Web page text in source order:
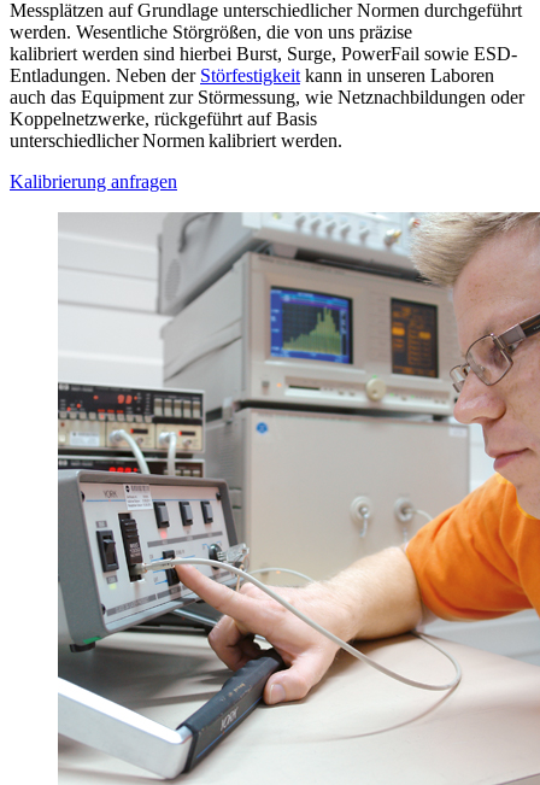
Messplätzen auf Grundlage unterschiedlicher Normen durchgeführt
werden. Wesentliche Störgrößen, die von uns präzise
kalibriert werden sind hierbei Burst, Surge, PowerFail sowie ESD-
Entladungen. Neben der Störfestigkeit kann in unseren Laboren
auch das Equipment zur Störmessung, wie Netznachbildungen oder
Koppelnetzwerke, rückgeführt auf Basis
unterschiedlicher Normen kalibriert werden.
Kalibrierung anfragen